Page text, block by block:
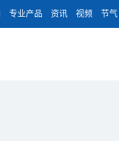
专业产品 资讯 视频 节气